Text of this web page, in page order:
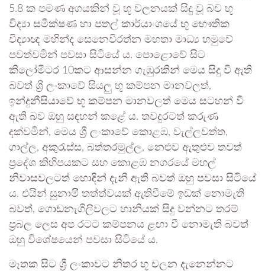
5.8 ක පමණ අගයකින් වූ භූ චලනයක් සිදු වූ බව භූ
විද්‍යා සමීක්ෂණ හා පතල් කාර්යාංශයේ භූ භෞතික
විද්‍යාඥ මහින්ද සෙනෙවිරත්න මහතා මාධ්‍ය හමුවේ
පවත්වමින් පවසා සිටියේ ය. පොළොවේ සිට
කිලෝමීටර 10කට ආසන්න ගැඹුරකින් මෙය සිදු වී ඇති
බවත් ශ්‍රී ලංකාවේ සියලු භූ කම්පන මානවලත්,
ඉන්දුනීසියාවේ භූ කම්පන මානවලත් මෙය සටහන් වී
ඇති බව ඔහු සඳහන් කළේ ය. තවදුරටත් කරුණ
දක්වමින්, මෙය ශ්‍රී ලංකාවේ කොළඹ, වැල්ලවත්ත,
ගාල්ල, අකුරැස්ස, බත්තරමුල්ල, නෙළුව ඇතුළුව තවත්
ප්‍රදේශ කිහිපයකට සහ කොළඹ නගරයේ මහල්
නිවාසවලටත් හොඳින් දැනී ඇති බවත් ඔහු පවසා සිටියේ
ය. එයින් සුනාමිි තත්ත්වයක් ඇතිවීමේ ඉඩක් නොමැති
බවත්, ගොඩනැගිලිවලට හානියක් සිදු වන්නට තරම්
ප්‍රබල ලෙස අප රටට කම්පනය ළඟා වී නොමැති බවත්
ඔහු විශේෂයෙන් පවසා සිටියේ ය.
මෑතක සිට ශ්‍රී ලංකාවට නිතර භූ චලන දැනෙන්නට